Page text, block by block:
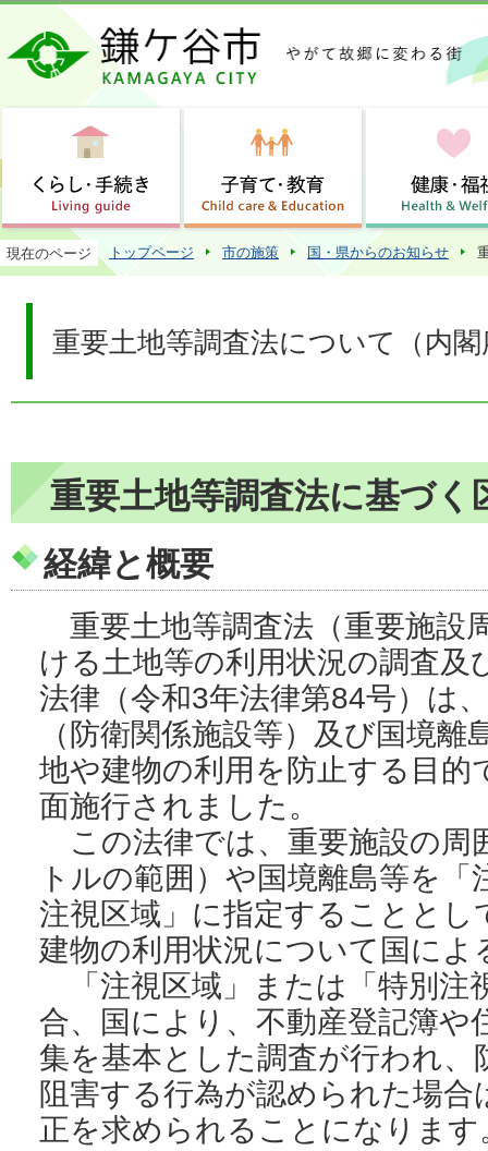
この
現在のページ トップページ 市の施策 国・県からのお知らせ
重要土地等調査法について（内
重要土地等調査法に基づく
経緯と概要
重要土地等調査法（重要施設
ける土地等の利用状況の調査及
法律（令和3年法律第84号）は
（防衛関係施設等）及び国境
地や建物の利用を防止する目的
面施行されました。
この法律では、重要施設の周
トルの範囲）や国境離島等を
注視区域」に指定することとし
建物の利用状況について国に
「注視区域」または「特別注
合、国により、不動産登記簿や
集を基本とした調査が行われ、
阻害する行為が認められた場
正を求められることになります